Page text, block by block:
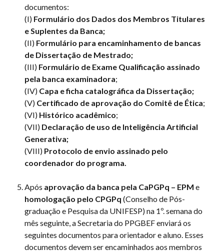
documentos:
(I) Formulário dos Dados dos Membros Titulares
e Suplentes da Banca;
(II) Formulário para encaminhamento de bancas
de Dissertação de Mestrado;
(III) Formulário de Exame Qualificação assinado
pela banca examinadora;
(IV) Capa e ficha catalográfica da Dissertação;
(V) Certificado de aprovação do Comitê de Ética;
(VI) Histórico acadêmico;
(VII) Declaração de uso de Inteligência Artificial
Generativa;
(VIII) Protocolo de envio assinado pelo
coordenador do programa.
Após aprovação da banca pela CaPGPq – EPM e
homologação pelo CPGPq (Conselho de Pós-
graduação e Pesquisa da UNIFESP) na 1º. semana do
mês seguinte, a Secretaria do PPGBEF enviará os
seguintes documentos para orientador e aluno. Esses
documentos devem ser encaminhados aos membros